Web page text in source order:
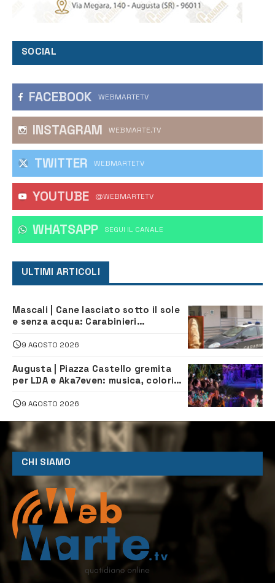
SOCIAL
FACEBOOK WEBMARTETV
INSTAGRAM WEBMARTE.TV
TWITTER WEBMARTETV
YOUTUBE @WEBMARTETV
WHATSAPP ‎SEGUI IL CANALE
ULTIMI ARTICOLI
Mascali | Cane lasciato sotto il sole
e senza acqua: Carabinieri
9 AGOSTO 2026
Augusta | Piazza Castello gremita
per LDA e Aka7even: musica, colori
9 AGOSTO 2026
CHI SIAMO